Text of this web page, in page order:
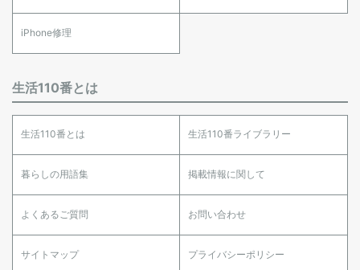
iPhone修理
生活110番とは
生活110番とは 生活110番ライブラリー
暮らしの用語集 掲載情報に関して
よくあるご質問 お問い合わせ
サイトマップ プライバシーポリシー